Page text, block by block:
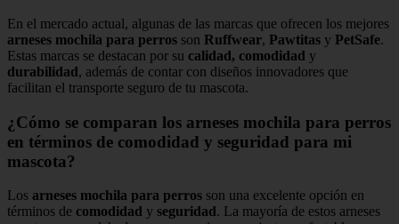
En el mercado actual, algunas de las marcas que ofrecen los mejores
arneses mochila para perros son Ruffwear, Pawtitas y PetSafe.
Estas marcas se destacan por su calidad, comodidad y
durabilidad, además de contar con diseños innovadores que
facilitan el transporte seguro de tu mascota.
¿Cómo se comparan los arneses mochila para perros
en términos de comodidad y seguridad para mi
mascota?
Los arneses mochila para perros son una excelente opción en
términos de comodidad y seguridad . La mayoría de estos arneses